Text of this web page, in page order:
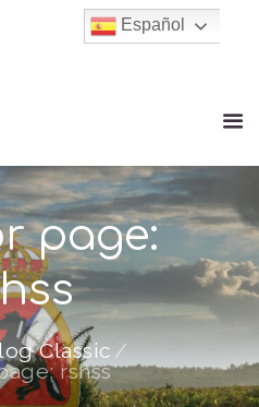
page:
Classic
rshss
Español